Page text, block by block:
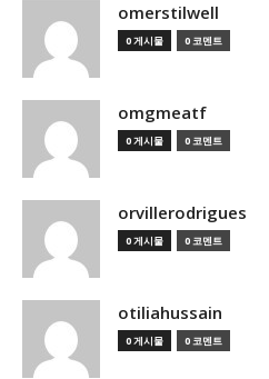
omerstilwell
0 게시물 0 코멘트
omgmeatf
0 게시물 0 코멘트
orvillerodrigues
0 게시물 0 코멘트
otiliahussain
0 게시물 0 코멘트